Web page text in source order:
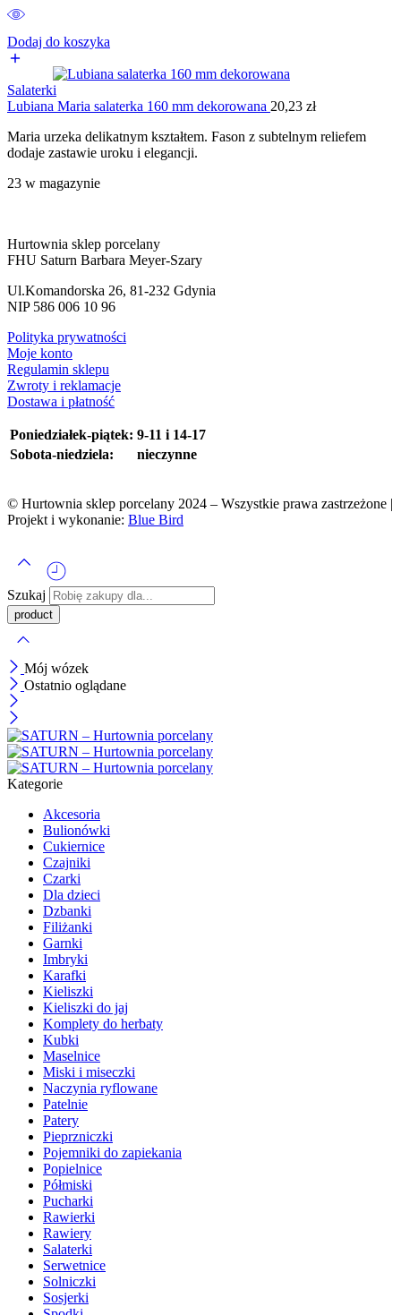
Dodaj do koszyka
Salaterki
Lubiana Maria salaterka 160 mm dekorowana 20,23 zł
Maria urzeka delikatnym kształtem. Fason z subtelnym reliefem
dodaje zastawie uroku i elegancji.
23 w magazynie
Hurtownia sklep porcelany
FHU Saturn Barbara Meyer-Szary
Ul.Komandorska 26, 81-232 Gdynia
NIP 586 006 10 96
Polityka prywatności
Moje konto
Regulamin sklepu
Zwroty i reklamacje
Dostawa i płatność
Poniedziałek-piątek: 9-11 i 14-17
Sobota-niedziela:
nieczynne
© Hurtownia sklep porcelany 2024 – Wszystkie prawa zastrzeżone |
Projekt i wykonanie: Blue Bird
Szukaj
Mój wózek
Ostatnio oglądane
Kategorie
Akcesoria
Bulionówki
Cukiernice
Czajniki
Czarki
Dla dzieci
Dzbanki
Filiżanki
Garnki
Imbryki
Karafki
Kieliszki
Kieliszki do jaj
Komplety do herbaty
Kubki
Maselnice
Miski i miseczki
Naczynia ryflowane
Patelnie
Patery
Pieprzniczki
Pojemniki do zapiekania
Popielnice
Półmiski
Pucharki
Rawierki
Rawiery
Salaterki
Serwetnice
Solniczki
Sosjerki